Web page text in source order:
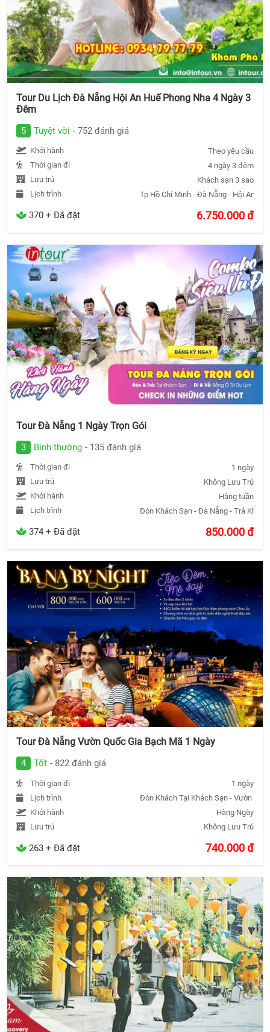
Tour Du Lịch Đà Nẵng Hội An Huế Phong Nha 4 Ngày 3
Đêm
5 Tuyệt vời - 752 đánh giá
Khởi hành
Theo yêu cầu
Thời gian đi
4 ngày 3 đêm
Lưu trú
Khách sạn 3 sao
Lịch trình
Tp Hồ Chí Minh - Đà Nẵng - Hội An -
370 + Đã đặt 6.750.000đ
Tour Đà Nẵng 1 Ngày Trọn Gói
3 Bình thường - 135 đánh giá
Thời gian đi
1 ngày
Lưu trú
Không Lưu Trú
Khởi hành
Hàng tuần
Lịch trình
Đón Khách Sạn - Đà Nẵng - Trả Khách
374 + Đã đặt 850.000đ
Tour Đà Nẵng Vườn Quốc Gia Bạch Mã 1 Ngày
4 Tốt - 822 đánh giá
Thời gian đi
1 ngày
Lịch trình
Đón Khách Tại Khách Sạn - Vườn
Khởi hành
Hàng Ngày
Lưu trú
Không Lưu Trú
263 + Đã đặt 740.000đ